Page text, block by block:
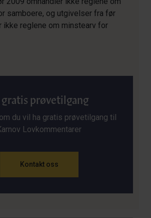
samboere, og utgivelser fra før
ikke reglene om minstearv for
gratis prøvetilgang
du vil ha gratis prøvetilgang til
Lovkommentarer
Kontakt oss